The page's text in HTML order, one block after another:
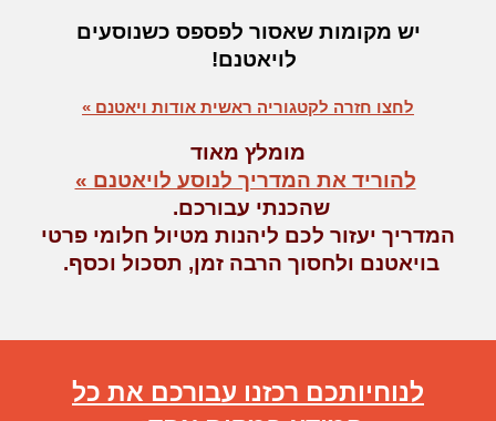
יש מקומות שאסור לפספס כשנוסעים
לויאטנם!
לחצו חזרה לקטגוריה ראשית אודות ויאטנם »
מומלץ מאוד
להוריד את המדריך לנוסע לויאטנם »
שהכנתי עבורכם.
המדריך יעזור לכם ליהנות מטיול חלומי פרטי
בויאטנם ולחסוך הרבה זמן, תסכול וכסף.
לנוחיותכם רכזנו עבורכם את כל